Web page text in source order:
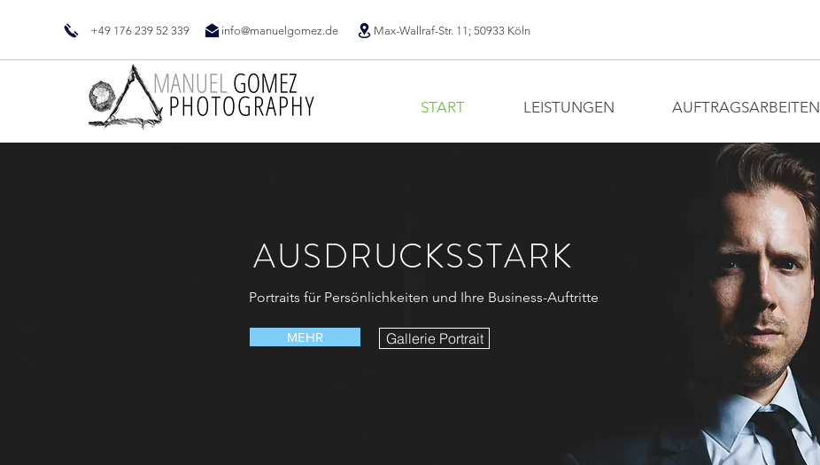
+49 176 239 52 339 info@manuelgomez.de Max-Wallraf-Str. 11; 50933 Köln
START LEISTUNGEN AUFTRAGSARBEITEN
AUSDRUCKSSTARK
Portraits für Persönlichkeiten und Ihre Business-Auftritte
MEHR Gallerie Portrait